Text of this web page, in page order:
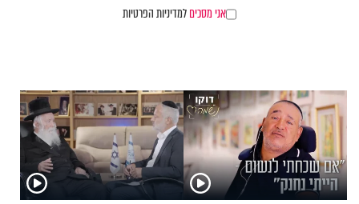
אני מסכיםלמדיניות הפרטיות